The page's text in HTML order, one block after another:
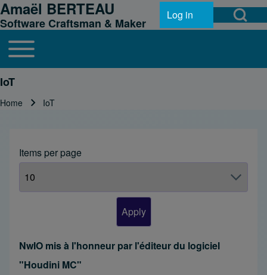
Skip to header
Skip to main navigation
Skip to main content
Skip to footer Open Search
User account menu
Log in
Amaël BERTEAU
Software Craftsman & Maker
Main navigation
Toggle main menu
IoT
Home IoT
Items per page
NwIO mis à l'honneur par l'éditeur du logiciel
"Houdini MC"